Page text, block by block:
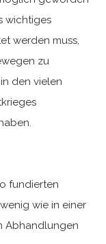
wichtiges
werden muss,
zu
den vielen
fundierten
wie in einer
Abhandlungen